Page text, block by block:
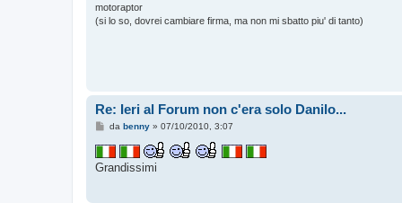
i
o
motoraptor
(si lo so, dovrei cambiare firma, ma non mi sbatto piu' di tanto)
Re: Ieri al Forum non c'era solo Danilo...
M
s
s
a
da benny» 07/10/2010, 3:07
Grandissimi